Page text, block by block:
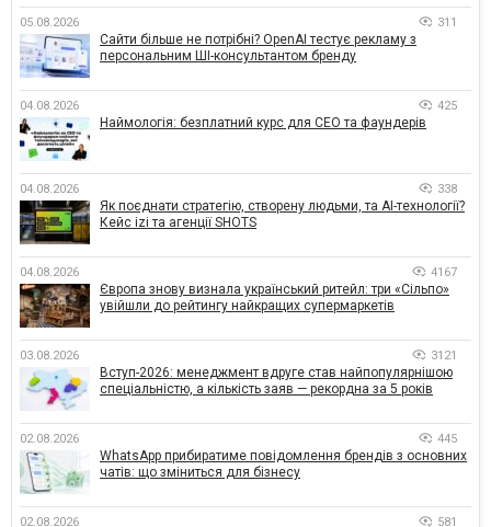
05.08.2026 311
Сайти більше не потрібні? OpenAI тестує рекламу з
персональним ШІ-консультантом бренду
04.08.2026 425
Наймологія: безплатний курс для CEO та фаундерів
04.08.2026 338
Як поєднати стратегію, створену людьми, та AI-технології?
Кейс izi та агенції SHOTS
04.08.2026 4167
Європа знову визнала український ритейл: три «Сільпо»
увійшли до рейтингу найкращих супермаркетів
03.08.2026 3121
Вступ-2026: менеджмент вдруге став найпопулярнішою
спеціальністю, а кількість заяв — рекордна за 5 років
02.08.2026 445
WhatsApp прибиратиме повідомлення брендів з основних
чатів: що зміниться для бізнесу
02.08.2026 581